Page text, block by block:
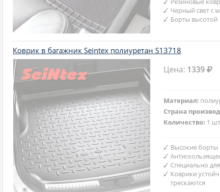
Черный свет с
Борты
Коврик в багажник Seintex полиуретан S13718
Цена: 1339
Материал:
Страна
Количество: 1
Высокие борты
Специально
Коврики
трескаются